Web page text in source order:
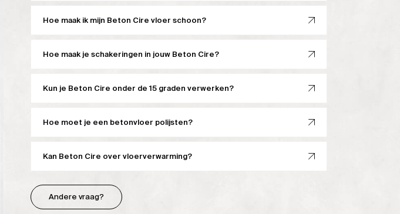
Hoe maak ik mijn Beton Cire vloer schoon?
Hoe maak je schakeringen in jouw Beton Cire?
Kun je Beton Cire onder de 15 graden verwerken?
Hoe moet je een betonvloer polijsten?
Kan Beton Cire over vloerverwarming?
Andere vraag?